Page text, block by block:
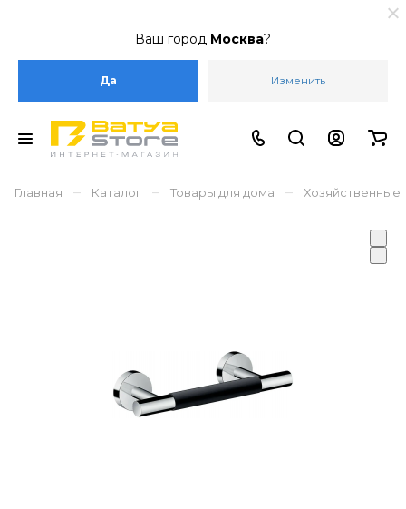
Ваш город Москва?
Да Изменить
Главная – Каталог – Товары для дома – Хозяйственные